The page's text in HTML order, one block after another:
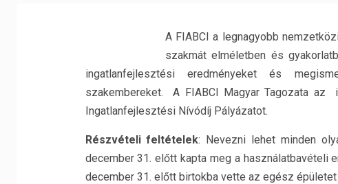
A FIABCI a legnagyobb
szakmát elméletben és
ingatlanfejlesztési eredményeket és
szakembereket. A FIABCI Magyar Tagozata az
Ingatlanfejlesztési Nívódíj Pályázatot.
Részvételi feltételek: Nevezni lehet minden
december 31. előtt kapta meg a használatbavételi
december 31. előtt birtokba vette az egész